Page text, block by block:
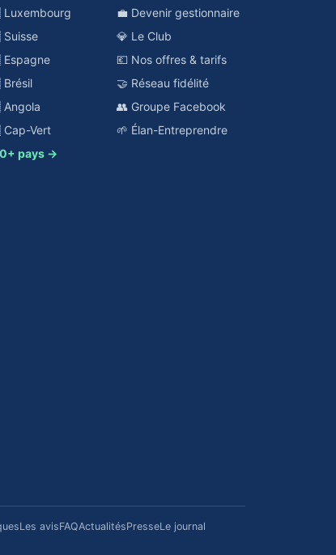
Vert
pays →
💼 Devenir gestionnaire
💎 Le Club
💶 Nos offres & tarifs
🤝 Réseau fidélité
👥 Groupe Facebook
🌱 Élan-Entreprendre
Les avisFAQActualitésPresseLe journal